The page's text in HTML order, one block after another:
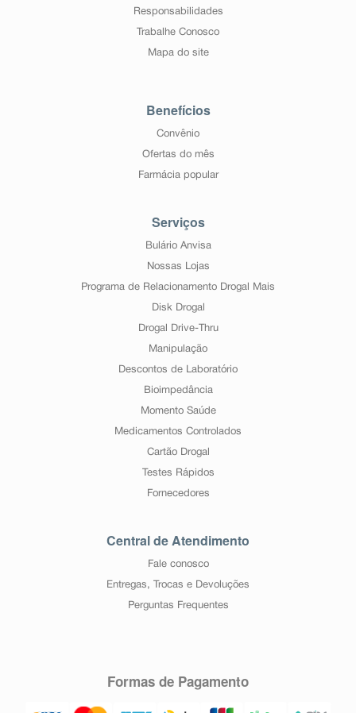
Responsabilidades
Trabalhe Conosco
Mapa do site
Benefícios
Convênio
Ofertas do mês
Farmácia popular
Serviços
Bulário Anvisa
Nossas Lojas
Programa de Relacionamento Drogal Mais
Disk Drogal
Drogal Drive-Thru
Manipulação
Descontos de Laboratório
Bioimpedância
Momento Saúde
Medicamentos Controlados
Cartão Drogal
Testes Rápidos
Fornecedores
Central de Atendimento
Fale conosco
Entregas, Trocas e Devoluções
Perguntas Frequentes
Formas de Pagamento